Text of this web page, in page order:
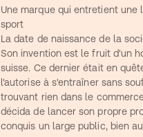
Une marque qui entretient une
sport
La date de naissance de la
Son invention est le fruit d'un
suisse. Ce dernier était en
l'autorise à s'entraîner sans
trouvant rien dans le
décida de lancer son propre
conquis un large public, bien